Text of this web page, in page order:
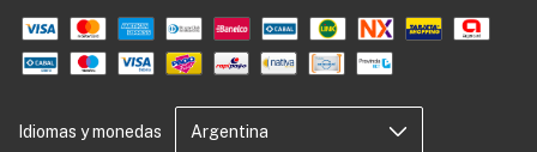
Idiomas y monedas